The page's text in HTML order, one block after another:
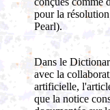
pour la
Pearl).
Dans le
avec la
artificielle,
que la notice